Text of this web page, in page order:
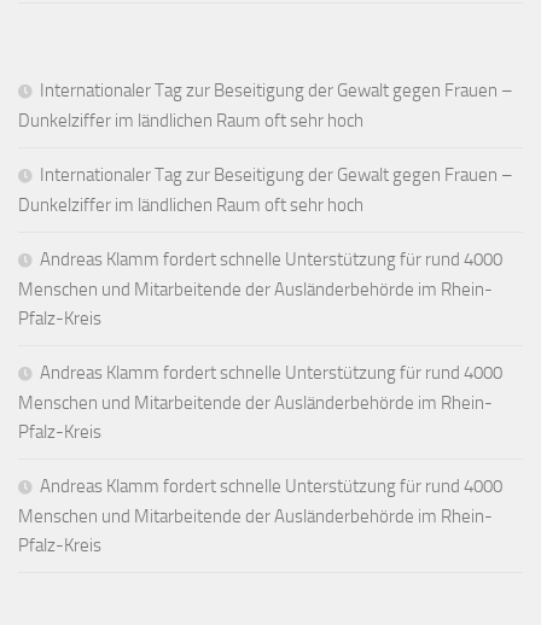
Internationaler Tag zur Beseitigung der Gewalt gegen Frauen –
Dunkelziffer im ländlichen Raum oft sehr hoch
Internationaler Tag zur Beseitigung der Gewalt gegen Frauen –
Dunkelziffer im ländlichen Raum oft sehr hoch
Andreas Klamm fordert schnelle Unterstützung für rund 4000
Menschen und Mitarbeitende der Ausländerbehörde im Rhein-
Pfalz-Kreis
Andreas Klamm fordert schnelle Unterstützung für rund 4000
Menschen und Mitarbeitende der Ausländerbehörde im Rhein-
Pfalz-Kreis
Andreas Klamm fordert schnelle Unterstützung für rund 4000
Menschen und Mitarbeitende der Ausländerbehörde im Rhein-
Pfalz-Kreis